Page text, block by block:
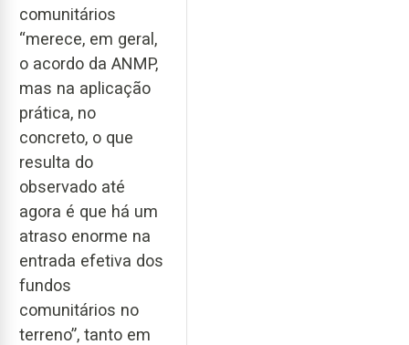
comunitários
“merece, em geral,
o acordo da ANMP,
mas na aplicação
prática, no
concreto, o que
resulta do
observado até
agora é que há um
atraso enorme na
entrada efetiva dos
fundos
comunitários no
terreno”, tanto em